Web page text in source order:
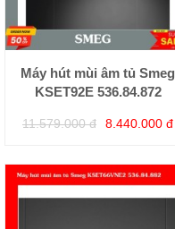
Máy hút mùi âm tủ Smeg
KSET92E 536.84.872
11.579.000 đ 8.440.000 đ